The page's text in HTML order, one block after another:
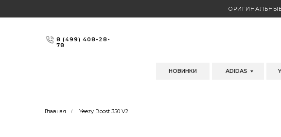
8 (499) 408-28-
78
НОВИНКИ ADIDAS
Главная / Yeezy Boost 350 V2